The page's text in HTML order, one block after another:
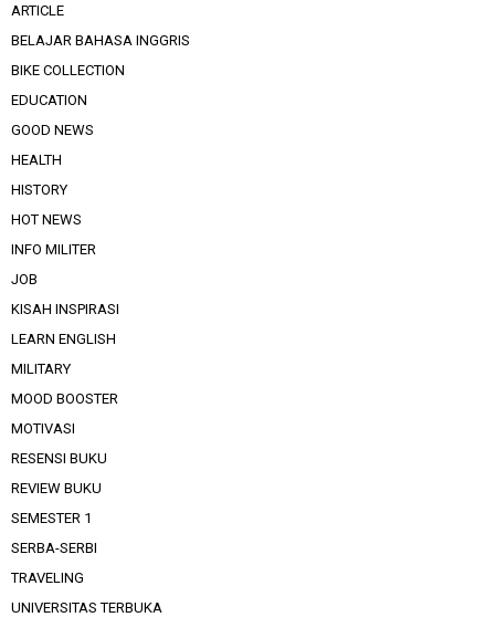
ARTICLE
BELAJAR BAHASA INGGRIS
BIKE COLLECTION
EDUCATION
GOOD NEWS
HEALTH
HISTORY
HOT NEWS
INFO MILITER
JOB
KISAH INSPIRASI
LEARN ENGLISH
MILITARY
MOOD BOOSTER
MOTIVASI
RESENSI BUKU
REVIEW BUKU
SEMESTER 1
SERBA-SERBI
TRAVELING
UNIVERSITAS TERBUKA